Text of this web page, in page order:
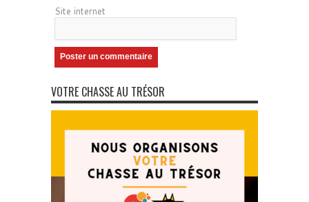
Site internet
VOTRE CHASSE AU TRÉSOR